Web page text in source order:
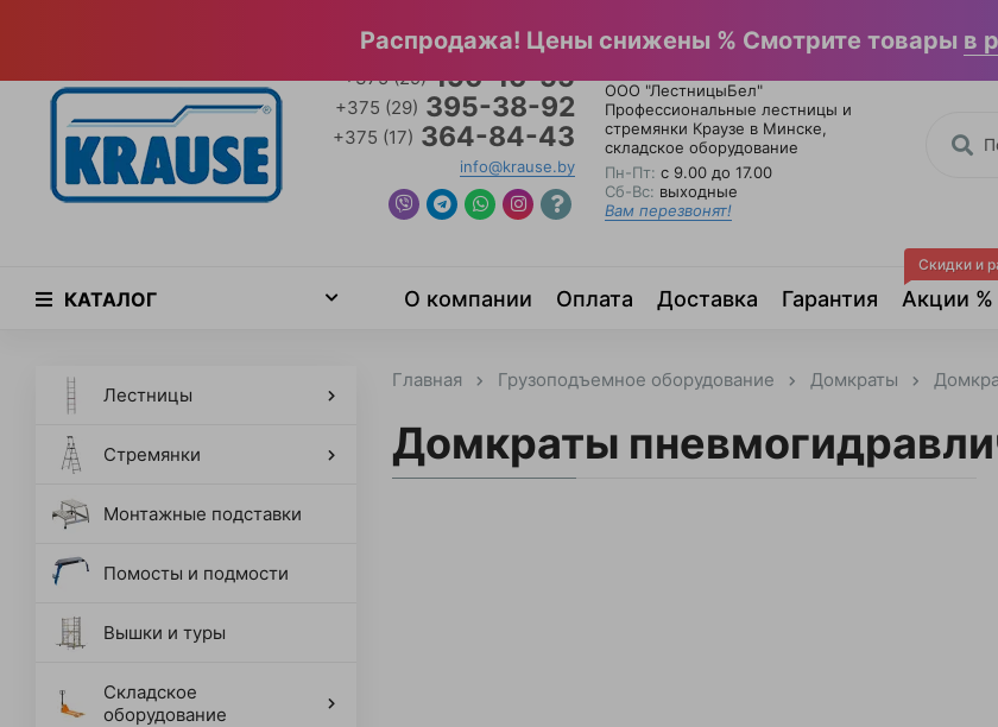
+375 (29) 196-16-55
+375 (29) 395-38-92
+375 (17) 364-84-43
info@krause.by
ООО "ЛестницыБел"
Профессиональные лестницы и
стремянки Краузе в Минске,
складское оборудование
Пн-Пт: с 9.00 до 17.00
Сб-Вс: выходные
Вам перезвонят!
КАТАЛОГ О компании Оплата Доставка Гарантия Акции %
Скидки и
Лестницы
Стремянки
Монтажные подставки
Помосты и подмости
Вышки и туры
Складское
оборудование
Главная Грузоподъемное оборудование Домкраты
Домкраты
Распродажа! Цены снижены % Смотрите товары в